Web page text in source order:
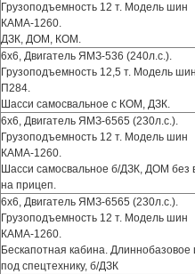
Грузоподъемность 12 т. Модель шин
КАМА-1260.
ДЗК, ДОМ, КОМ.
6х6, Двигатель ЯМЗ-536 (240л.с.).
Грузоподъемность 12,5 т. Модель
П284.
Шасси самосвальное с КОМ, ДЗК.
6х6, Двигатель ЯМЗ-6565 (230л.с.).
Грузоподъемность 12 т. Модель шин
КАМА-1260.
Шасси самосвальное б/ДЗК, ДОМ без
на прицеп.
6х6, Двигатель ЯМЗ-6565 (230л.с.).
Грузоподъемность 12 т. Модель шин
КАМА-1260.
Бескапотная кабина. Длиннобазовое
под спецтехнику, б/ДЗК